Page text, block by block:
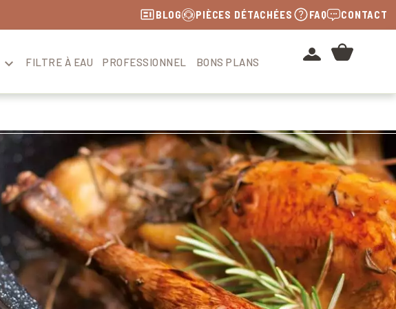
BLOG PIÈCES DÉTACHÉES FAQ CONTACT
 FILTRE À EAU PROFESSIONNEL BONS PLANS